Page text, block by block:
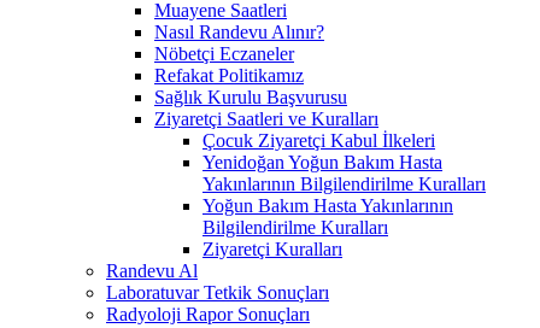
Muayene Saatleri
Nasıl Randevu Alınır?
Nöbetçi Eczaneler
Refakat Politikamız
Sağlık Kurulu Başvurusu
Ziyaretçi Saatleri ve Kuralları
Çocuk Ziyaretçi Kabul İlkeleri
Yenidoğan Yoğun Bakım Hasta
Yakınlarının Bilgilendirilme Kuralları
Yoğun Bakım Hasta Yakınlarının
Bilgilendirilme Kuralları
Ziyaretçi Kuralları
Randevu Al
Laboratuvar Tetkik Sonuçları
Radyoloji Rapor Sonuçları